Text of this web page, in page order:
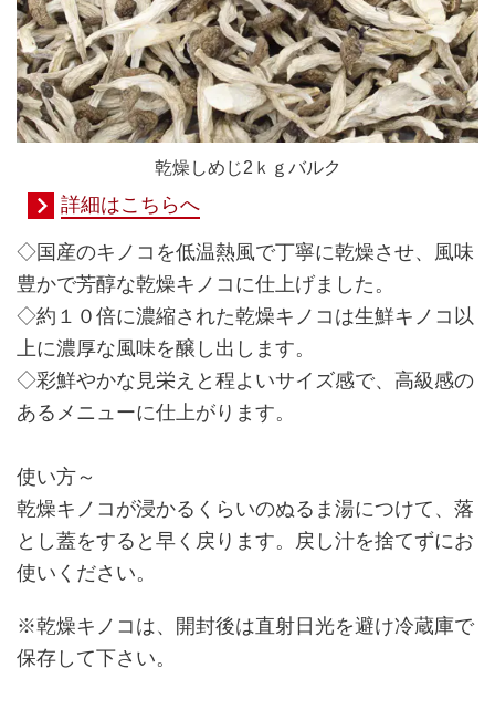
乾燥しめじ2ｋｇバルク
詳細はこちらへ
◇国産のキノコを低温熱風で丁寧に乾燥させ、風味
豊かで芳醇な乾燥キノコに仕上げました。
◇約１０倍に濃縮された乾燥キノコは生鮮キノコ以
上に濃厚な風味を醸し出します。
◇彩鮮やかな見栄えと程よいサイズ感で、高級感の
あるメニューに仕上がります。
使い方～
乾燥キノコが浸かるくらいのぬるま湯につけて、落
とし蓋をすると早く戻ります。戻し汁を捨てずにお
使いください。
※乾燥キノコは、開封後は直射日光を避け冷蔵庫で
保存して下さい。